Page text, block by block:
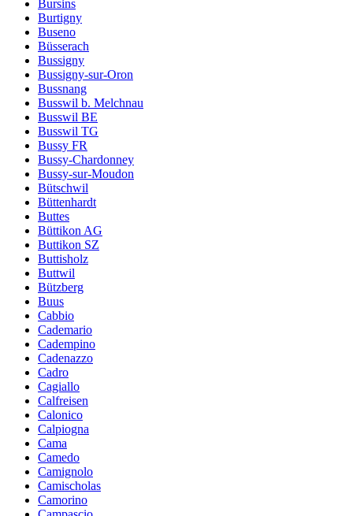
Bursins
Burtigny
Buseno
Büsserach
Bussigny
Bussigny-sur-Oron
Bussnang
Busswil b. Melchnau
Busswil BE
Busswil TG
Bussy FR
Bussy-Chardonney
Bussy-sur-Moudon
Bütschwil
Büttenhardt
Buttes
Büttikon AG
Buttikon SZ
Buttisholz
Buttwil
Bützberg
Buus
Cabbio
Cademario
Cadempino
Cadenazzo
Cadro
Cagiallo
Calfreisen
Calonico
Calpiogna
Cama
Camedo
Camignolo
Camischolas
Camorino